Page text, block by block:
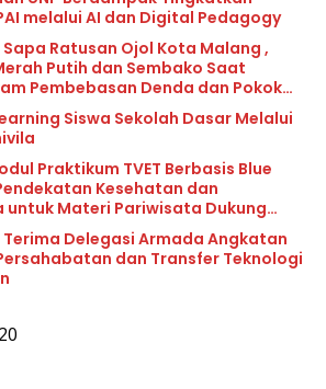
melalui AI dan Digital Pedagogy
Ratusan Ojol Kota Malang ,
Putih dan Sembako Saat
Pembebasan Denda dan Pokok
Siswa Sekolah Dasar Melalui
Praktikum TVET Berbasis Blue
Kesehatan dan
untuk Materi Pariwisata Dukung
Delegasi Armada Angkatan
dan Transfer Teknologi